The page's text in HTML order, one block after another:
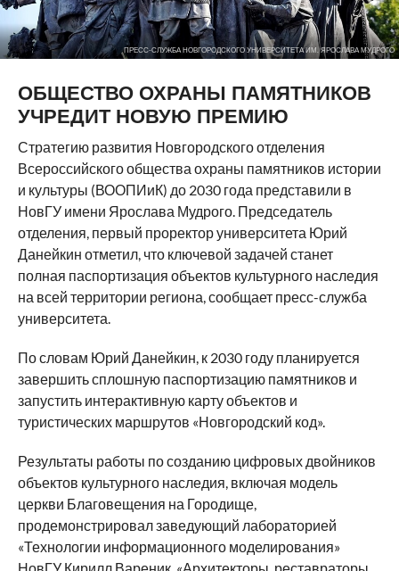
ПРЕСС-СЛУЖБА НОВГОРОДСКОГО УНИВЕРСИТЕТА ИМ. ЯРОСЛАВА МУДРОГО
ОБЩЕСТВО ОХРАНЫ ПАМЯТНИКОВ
УЧРЕДИТ НОВУЮ ПРЕМИЮ
Стратегию развития Новгородского отделения
Всероссийского общества охраны памятников истории
и культуры (ВООПИиК) до 2030 года представили в
НовГУ имени Ярослава Мудрого. Председатель
отделения, первый проректор университета Юрий
Данейкин отметил, что ключевой задачей станет
полная паспортизация объектов культурного наследия
на всей территории региона, сообщает пресс-служба
университета.
По словам Юрий Данейкин, к 2030 году планируется
завершить сплошную паспортизацию памятников и
запустить интерактивную карту объектов и
туристических маршрутов «Новгородский код».
Результаты работы по созданию цифровых двойников
объектов культурного наследия, включая модель
церкви Благовещения на Городище,
продемонстрировал заведующий лабораторией
«Технологии информационного моделирования»